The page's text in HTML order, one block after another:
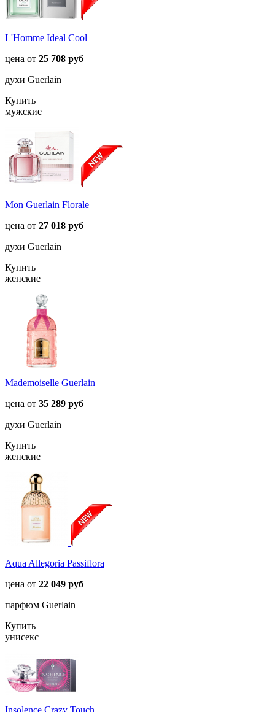
L'Homme Ideal Cool
цена от 25 708 руб
духи Guerlain
Купить
мужские
Mon Guerlain Florale
цена от 27 018 руб
духи Guerlain
Купить
женские
Mademoiselle Guerlain
цена от 35 289 руб
духи Guerlain
Купить
женские
Aqua Allegoria Passiflora
цена от 22 049 руб
парфюм Guerlain
Купить
унисекс
Insolence Crazy Touch